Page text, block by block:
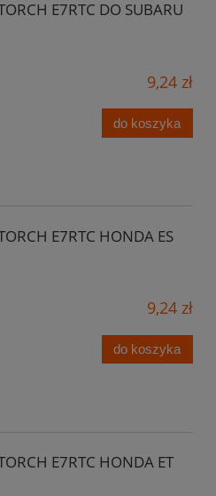
E7RTC DO SUBARU
9,24 zł
do koszyka
E7RTC HONDA ES
9,24 zł
do koszyka
E7RTC HONDA ET